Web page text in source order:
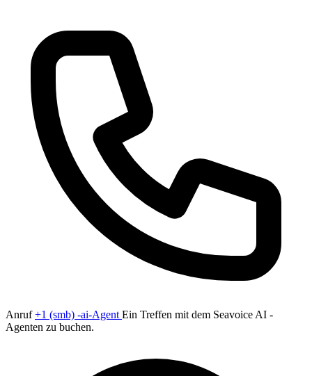
Anruf+1 (smb) -ai-Agent Ein Treffen mit dem Seavoice AI -
Agenten zu buchen.